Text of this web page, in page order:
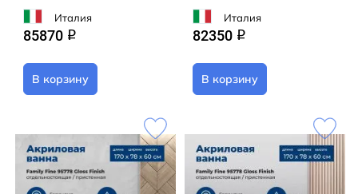
Италия
85870 q
В корзину
Италия
82350 q
В корзину